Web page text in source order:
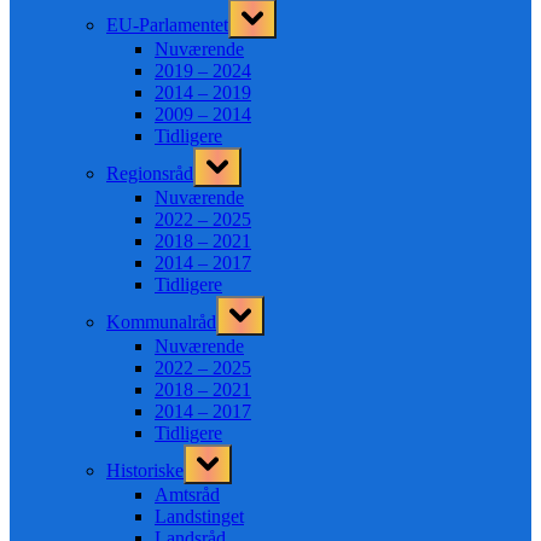
EU-Parlamentet
Toggle
sub-
menu
Nuværende
2019 – 2024
2014 – 2019
2009 – 2014
Tidligere
Regionsråd
Toggle
sub-
menu
Nuværende
2022 – 2025
2018 – 2021
2014 – 2017
Tidligere
Kommunalråd
Toggle
sub-
menu
Nuværende
2022 – 2025
2018 – 2021
2014 – 2017
Tidligere
Historiske
Toggle
sub-
menu
Amtsråd
Landstinget